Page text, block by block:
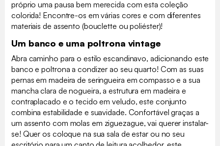
próprio uma pausa bem merecida com esta coleção
colorida! Encontre-os em várias cores e com diferentes
materiais de assento (bouclette ou poliéster)!
Um banco e uma poltrona vintage
Abra caminho para o estilo escandinavo, adicionando este
banco e poltrona a condizer ao seu quarto! Com as suas
pernas em madeira de seringueira em compasso e a sua
mancha clara de nogueira, a estrutura em madeira e
contraplacado e o tecido em veludo, este conjunto
combina estabilidade e suavidade. Confortável graças a
um assento com molas em ziguezague, vai querer instalar-
se! Quer os coloque na sua sala de estar ou no seu